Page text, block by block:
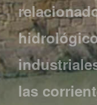
las